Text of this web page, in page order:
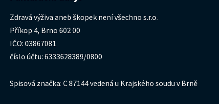
Zdravá výživa aneb škopek není všechno s.r.o.
Příkop 4, Brno 602 00
IČO: 03867081
číslo účtu: 6333628389/0800
Spisová značka: C 87144 vedená u Krajského soudu v Brně